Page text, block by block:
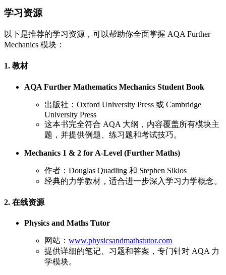
学习资源
以下是推荐的学习资源，可以帮助你全面掌握 AQA Further
Mechanics 模块：
1. 教材
AQA Further Mathematics Mechanics Student Book
出版社：Oxford University Press 或 Cambridge
University Press
这本书完全符合 AQA 大纲，内容覆盖所有模块主
题，并提供例题、练习题和考试技巧。
Mechanics 1 & 2 for A-Level (Further Maths)
作者：Douglas Quadling 和 Stephen Siklos
经典的力学教材，适合进一步深入学习力学概念。
2. 在线资源
Physics and Maths Tutor
网站： www.physicsandmathstutor.com
提供详细的笔记、习题和答案，专门针对 AQA 力
学模块。